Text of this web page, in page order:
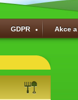
GDPR Akce